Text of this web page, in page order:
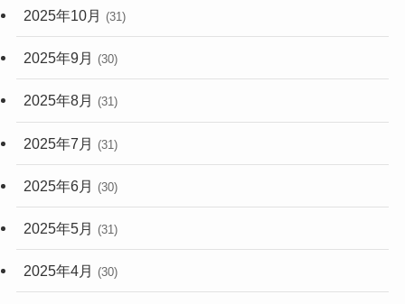
2025年10月 (31)
2025年9月 (30)
2025年8月 (31)
2025年7月 (31)
2025年6月 (30)
2025年5月 (31)
2025年4月 (30)